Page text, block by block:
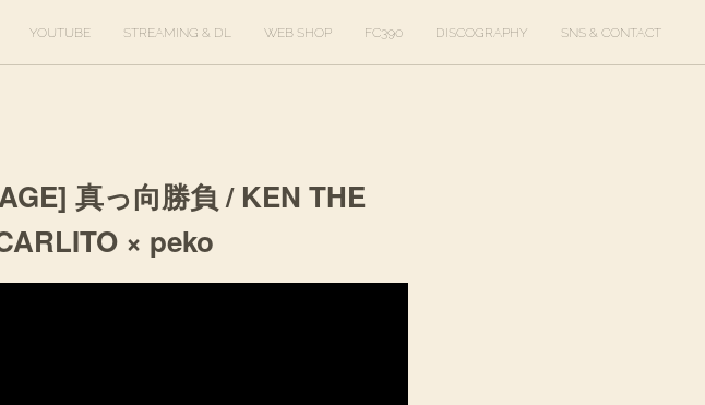
YOUTUBE STREAMING & DL WEB SHOP FC390 DISCOGRAPHY SNS & CONTACT
真っ向勝負 / KEN THE
× peko